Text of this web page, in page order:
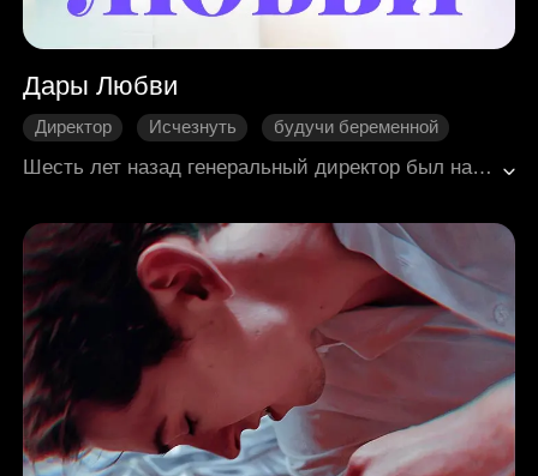
Дары Любви
Директор Исчезнуть
будучи беременной
Нежность
Современная романтика
Шесть лет назад генеральный директор был напоен конкурентом, по ошибке зашёл в комнату к девушке, которая тоже была под действием препаратов, и переспал с ней. Препараты подействовали, но они не видели друг друга ясно. Он забрал половину нефритового кулона девушки. Та забеременела и родила дочь, а чтобы поддержать семью своего мерзавца-жениха, завела небольшой придорожный лапшичный киоск. Генеральный директор с удивлением обнаружил, что её дочь поразительно похожа на него, а тест на отцовство подтвердил, что он является отцом. Поэтому директор отправился в путешествие за любовью.